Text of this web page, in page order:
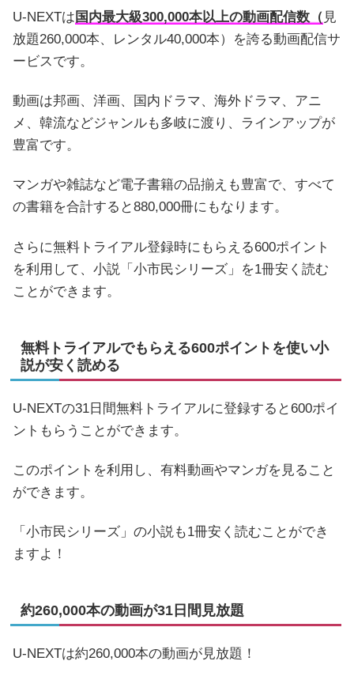
U-NEXTは 国内最大級300,000本以上の動画配信数（ 見
放題260,000本、レンタル40,000本）を誇る動画配信サ
ービスです。
動画は邦画、洋画、国内ドラマ、海外ドラマ、アニ
メ、韓流などジャンルも多岐に渡り、ラインアップが
豊富です。
マンガや雑誌など電子書籍の品揃えも豊富で、すべて
の書籍を合計すると880,000冊にもなります。
さらに無料トライアル登録時にもらえる600ポイント
を利用して、小説「小市民シリーズ」を1冊安く読む
ことができます。
無料トライアルでもらえる600ポイントを使い小
説が安く読める
U-NEXTの31日間無料トライアルに登録すると600ポイ
ントもらうことができます。
このポイントを利用し、有料動画やマンガを見ること
ができます。
「小市民シリーズ」の小説も1冊安く読むことができ
ますよ！
約260,000本の動画が31日間見放題
U-NEXTは約260,000本の動画が見放題！